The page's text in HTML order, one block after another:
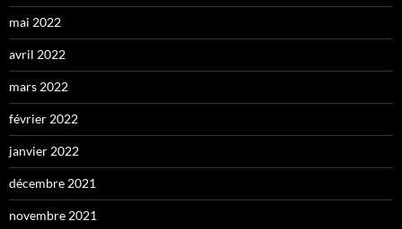
mai 2022
avril 2022
mars 2022
février 2022
janvier 2022
décembre 2021
novembre 2021